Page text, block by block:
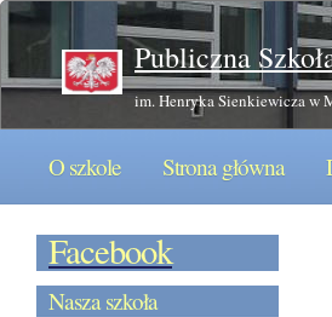
Publiczna
im. Henryka Sienkiewicza w
O szkole Strona główna
Facebook
Nasza szkoła